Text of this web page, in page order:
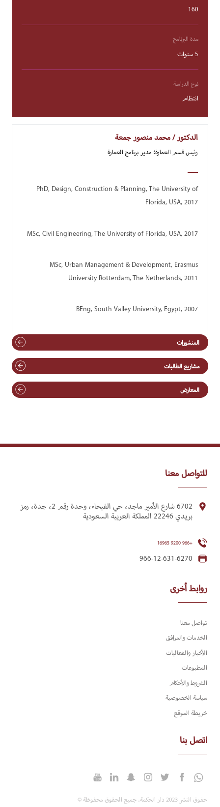
160
مدة البرنامج
5 سنوات
نوع الدراسة
انتظام
الدكتور / محمد منصور جمعة
رئيس قسم العمارة؛ مدير برنامج العمارة
PhD, Design, Construction & Planning, The University of
Florida, USA, 2017
MSc, Civil Engineering, The University of Florida, USA, 2017
MSc, Urban Management & Development, Erasmus
University Rotterdam, The Netherlands, 2011
BEng, South Valley University, Egypt, 2007
المنشورات
مشاريع الطالبات
المعارض
للتواصل معنا
6702 شارع الأمير ماجد، حي الفيحاء، وحدة رقم 2، جدة، رمز
بريدي 22246 المملكة العربية السعودية
+966 9200 16965
966-12-631-6270
روابط أخرى
تواصل معنا
الخدمات والمرافق
الأخبار والفعاليات
المطبوعات
الشروط والأحكام
سياسة الخصوصية
خريطة الموقع
اتصل بنا
حقوق النشر 2023 دار الحكمة. جميع الحقوق محفوظة ©